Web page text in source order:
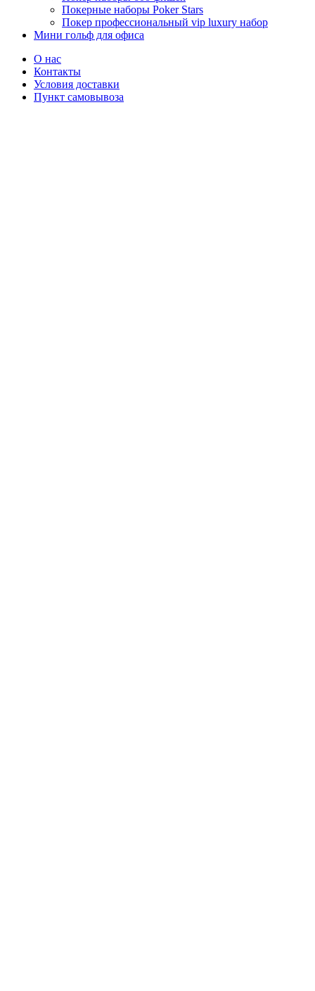
Покерные наборы Poker Stars
Покер профессиональный vip luxury набор
Мини гольф для офиса
О нас
Контакты
Условия доставки
Пункт самовывоза